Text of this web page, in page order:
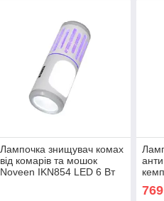
Лампочка знищувач комах
від комарів та мошок
Noveen IKN854 LED 6 Вт
769